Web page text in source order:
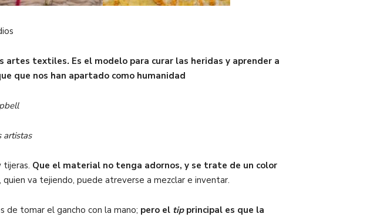
artes textiles. Es el modelo para curar las heridas y aprender a
que nos han apartado como humanidad
artistas
tijeras. Que el material no tenga adornos, y se trate de un color
va tejiendo, puede atreverse a mezclar e inventar.
de tomar el gancho con la mano; pero el tipprincipal es que la